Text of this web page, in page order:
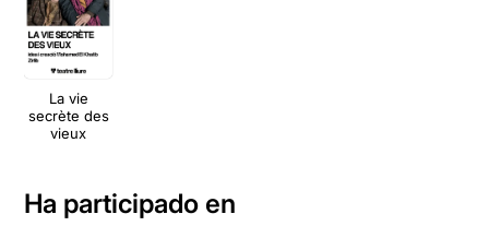
La vie
secrète des
vieux
Ha participado en